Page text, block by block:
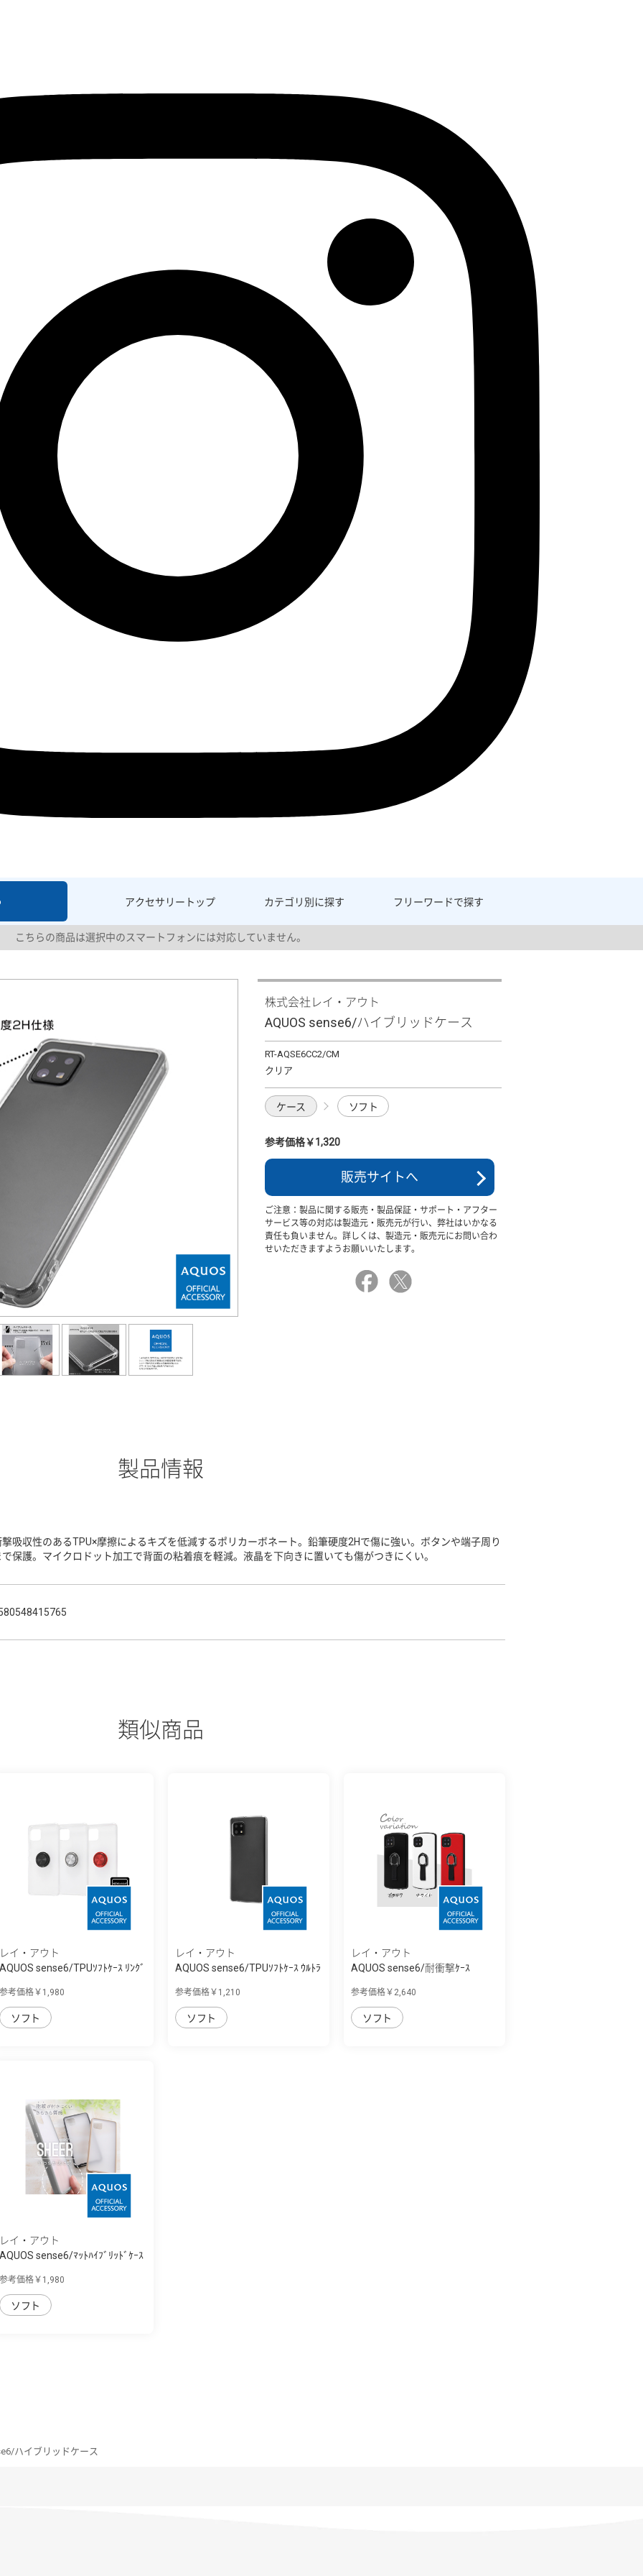
アクセサリー トップ カテゴリ別に探す フリーワードで探す
こちらの商品は選択中のスマートフォンには対応していません。
株式会社レイ・アウト
AQUOS sense6/ハイブリッドケース
RT-AQSE6CC2/CM
クリア
ケース ソフト
参考価格￥1,320
販売サイトへ
ご注意：製品に関する販売・製品保証・サポート・アフター
サービス等の対応は製造元・販売元が行い、弊社はいかなる
責任も負いません。詳しくは、製造元・販売元にお問い合わ
せいただきますようお願いいたします。
製品情報
撃吸収性のあるTPU×摩擦によるキズを低減するポリカーボネート。鉛筆硬度2Hで傷に強い。ボタンや端子周り
で保護。マイクロドット加工で背面の粘着痕を軽減。液晶を下向きに置いても傷がつきにくい。
類似商品
レイ・アウト
AQUOS sense6/TPUｿﾌﾄｹｰｽ ﾘﾝｸﾞ
参考価格￥1,980
ソフト
レイ・アウト
AQUOS sense6/TPUｿﾌﾄｹｰｽ ｳﾙﾄﾗ
参考価格￥1,210
ソフト
レイ・アウト
AQUOS sense6/耐衝撃ｹｰｽ
参考価格￥2,640
ソフト
レイ・アウト
AQUOS sense6/ﾏｯﾄﾊｲﾌﾞﾘｯﾄﾞｹｰｽ
参考価格￥1,980
ソフト
ハイブリッドケース